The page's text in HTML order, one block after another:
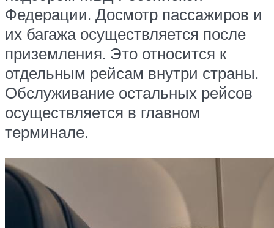
Федерации. Досмотр пассажиров и
их багажа осуществляется после
приземления. Это относится к
отдельным рейсам внутри страны.
Обслуживание остальных рейсов
осуществляется в главном
терминале.